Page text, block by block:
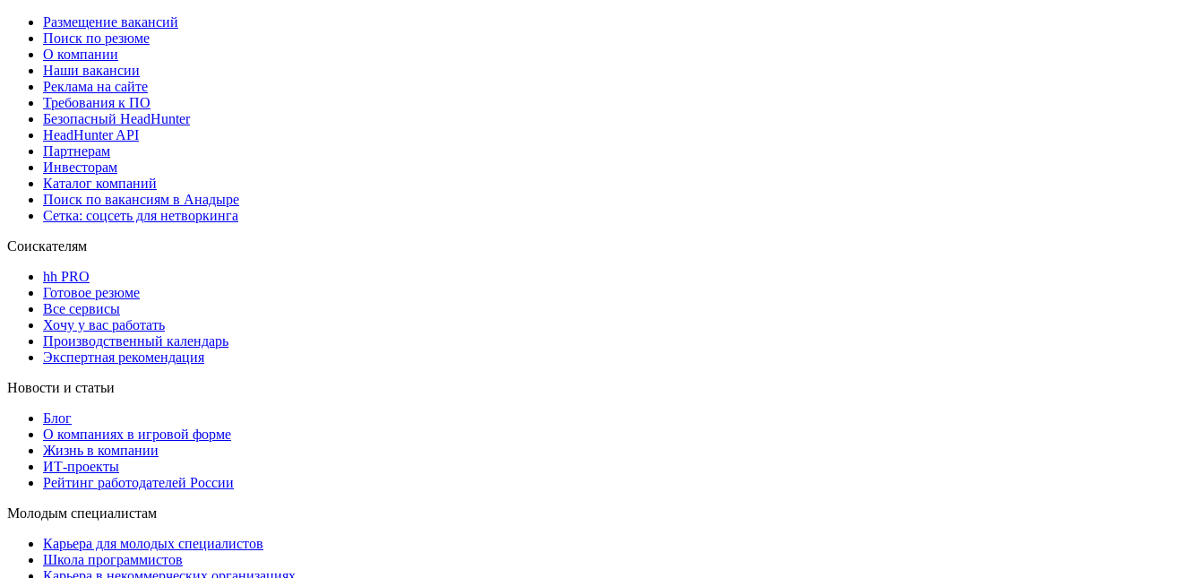
Размещение вакансий
Поиск по резюме
О компании
Наши вакансии
Реклама на сайте
Требования к ПО
Безопасный HeadHunter
HeadHunter API
Партнерам
Инвесторам
Каталог компаний
Поиск по вакансиям в Анадыре
Сетка: соцсеть для нетворкинга
Соискателям
hh PRO
Готовое резюме
Все сервисы
Хочу у вас работать
Производственный календарь
Экспертная рекомендация
Новости и статьи
Блог
О компаниях в игровой форме
Жизнь в компании
ИТ-проекты
Рейтинг работодателей России
Молодым специалистам
Карьера для молодых специалистов
Школа программистов